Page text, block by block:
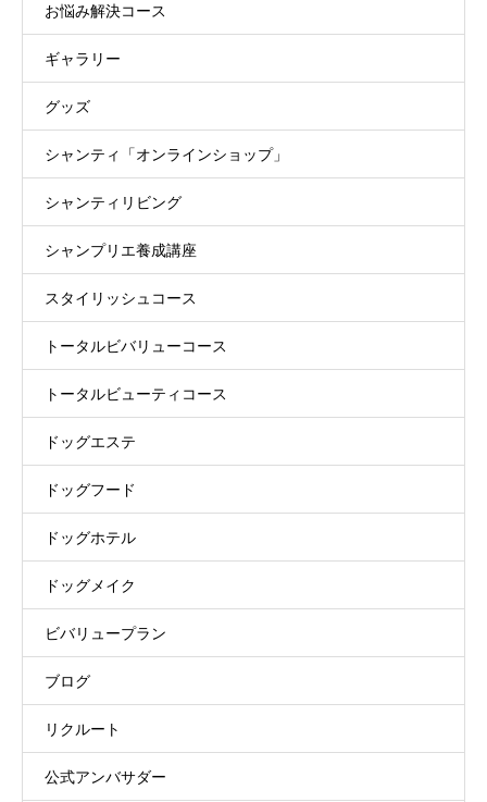
お悩み解決コース
ギャラリー
グッズ
シャンティ「オンラインショップ」
シャンティリビング
シャンプリエ養成講座
スタイリッシュコース
トータルビバリューコース
トータルビューティコース
ドッグエステ
ドッグフード
ドッグホテル
ドッグメイク
ビバリュープラン
ブログ
リクルート
公式アンバサダー